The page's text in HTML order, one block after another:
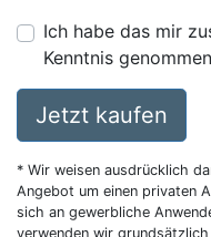
Ich habe das mir
Kenntnis genommen
Jetzt kaufen
* Wir weisen ausdrücklich
Angebot um einen privaten
sich an gewerbliche
verwenden wir